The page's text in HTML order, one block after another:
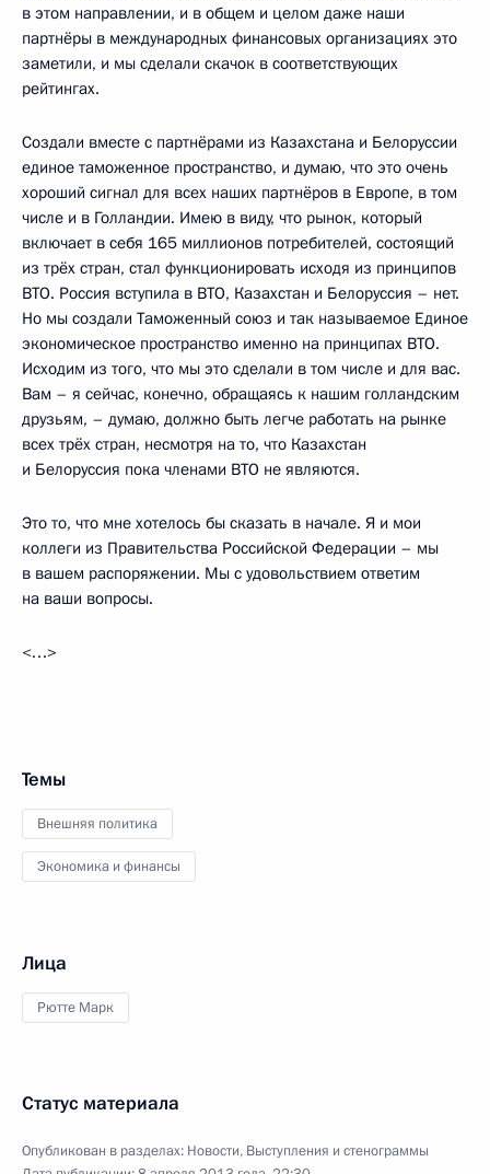
в этом направлении, и в общем и целом даже наши
партнёры в международных финансовых организациях это
заметили, и мы сделали скачок в соответствующих
рейтингах.
Создали вместе с партнёрами из Казахстана и Белоруссии
единое таможенное пространство, и думаю, что это очень
хороший сигнал для всех наших партнёров в Европе, в том
числе и в Голландии. Имею в виду, что рынок, который
включает в себя 165 миллионов потребителей, состоящий
из трёх стран, стал функционировать исходя из принципов
ВТО. Россия вступила в ВТО, Казахстан и Белоруссия – нет.
Но мы создали Таможенный союз и так называемое Единое
экономическое пространство именно на принципах ВТО.
Исходим из того, что мы это сделали в том числе и для вас.
Вам – я сейчас, конечно, обращаясь к нашим голландским
друзьям, – думаю, должно быть легче работать на рынке
всех трёх стран, несмотря на то, что Казахстан
и Белоруссия пока членами ВТО не являются.
Это то, что мне хотелось бы сказать в начале. Я и мои
коллеги из Правительства Российской Федерации – мы
в вашем распоряжении. Мы с удовольствием ответим
на ваши вопросы.
<…>
Темы
Внешняя политика
Экономика и финансы
Лица
Рютте Марк
Статус материала
Опубликован в разделах: Новости, Выступления и стенограммы